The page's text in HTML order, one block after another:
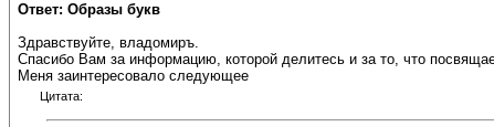
Ответ: Образы букв
Здравствуйте, владомиръ.
Спасибо Вам за информацию, которой делитесь и за то, что
Меня заинтересовало следующее
Цитата: